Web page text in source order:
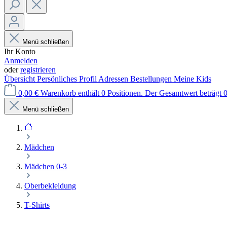
Menü schließen
Ihr Konto
Anmelden
oderregistrieren
Übersicht Persönliches Profil Adressen Bestellungen Meine Kids
0,00 € Warenkorb enthält 0 Positionen. Der Gesamtwert beträgt
Menü schließen
Mädchen
Mädchen 0-3
Oberbekleidung
T-Shirts